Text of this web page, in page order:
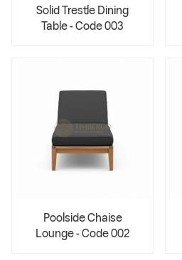
Solid Trestle Dining
Table - Code 003
Poolside Chaise
Lounge - Code 002